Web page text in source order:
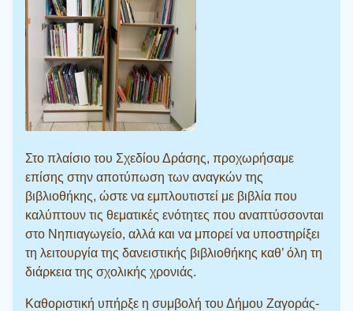
Στο πλαίσιο του Σχεδίου Δράσης, προχωρήσαμε
επίσης στην αποτύπωση των αναγκών της
βιβλιοθήκης, ώστε να εμπλουτιστεί με βιβλία που
καλύπτουν τις θεματικές ενότητες που αναπτύσσονται
στο Νηπιαγωγείο, αλλά και να μπορεί να υποστηρίξει
τη λειτουργία της δανειστικής βιβλιοθήκης καθ’ όλη τη
διάρκεια της σχολικής χρονιάς.
Καθοριστική υπήρξε η συμβολή του Δήμου Ζαγοράς-